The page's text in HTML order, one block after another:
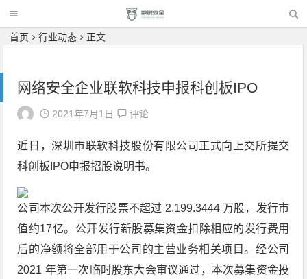
首页 行业动态 正文
网络安全企业联软科技申报科创板IPO
2021年7月1日 评论
近日，深圳市联软科技股份有限公司正式向上交所提交
科创板IPO申报招股说明书。
公司本次公开发行股票不超过 2,199.3444 万股，发行市
值约17亿。公开发行新股募集资金扣除相应的发行费用
后的净额将全部用于公司的主营业务相关项目。经公司
2021 年第一次临时股东大会审议通过，本次募集资金投